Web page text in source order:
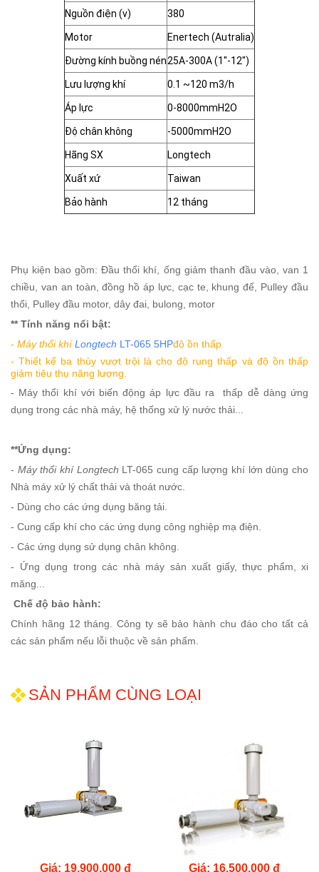
Nguồn điện (v) 380
Motor Enertech (Autralia)
Đường kính buồng nén25A-300A (1''-12'')
Lưu lượng khí 0.1 ~120 m3/h
Áp lực 0-8000mmH2O
Độ chân không -5000mmH2O
Hãng SX Longtech
Xuất xứ Taiwan
Bảo hành 12 tháng
Phụ kiện bao gồm: Đầu thổi khí, ống giảm thanh đầu vào, van 1
chiều, van an toàn, đồng hồ áp lực, cạc te, khung đế, Pulley đầu
thổi, Pulley đầu motor, dây đai, bulong, motor
** Tính năng nổi bật:
- Máy thổi khíLongtech LT-065 5HPđộ ồn thấp
- Thiết kế ba thùy vượt trội là cho độ rung thấp và độ ồn thấp
giảm tiêu thụ năng lượng.
- Máy thổi khí với biến động áp lực đầu ra thấp dễ dàng ứng
dụng trong các nhà máy, hệ thống xử lý nước thải...
**Ứng dụng:
- Máy thổi khí Longtech LT-065 cung cấp lượng khí lớn dùng cho
Nhà máy xử lý chất thải và thoát nước.
- Dùng cho các ứng dụng băng tải.
- Cung cấp khí cho các ứng dụng công nghiệp mạ điện.
- Các ứng dụng sử dụng chân không.
- Ứng dụng trong các nhà máy sản xuất giấy, thực phẩm, xi
măng...
Chế độ bảo hành:
Chính hãng 12 tháng. Công ty sẽ bảo hành chu đáo cho tất cả
các sản phẩm nếu lỗi thuộc về sản phẩm.
SẢN PHẨM CÙNG LOẠI
Giá: 19.900.000 đ Giá: 16.500.000 đ